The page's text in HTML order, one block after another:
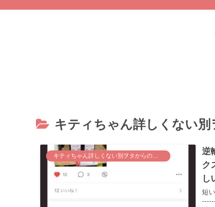
キティちゃん詳しくない別
キティちゃん詳しくない別ヲタからの視点。
逆
ク
し
短